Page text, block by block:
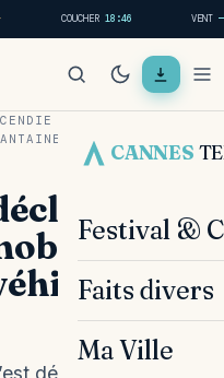
· COUCHER18:46 VENT —
CANNES
Festival &
Faits divers
Ma Ville
SE DÉCLARE DANS
dans
une
déclaré dans une